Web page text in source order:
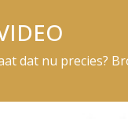
dat nu precies?